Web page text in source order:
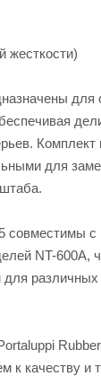
жесткости)
для
Комплект
для
совместимы
NT-600A,
различных
к качеству и